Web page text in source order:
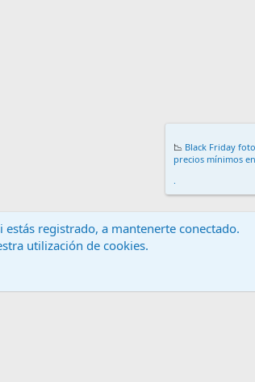
Términos y reglas
📉 Black Friday
precios mínimos
.
registrado, a mantenerte conectado.
utilización de cookies.